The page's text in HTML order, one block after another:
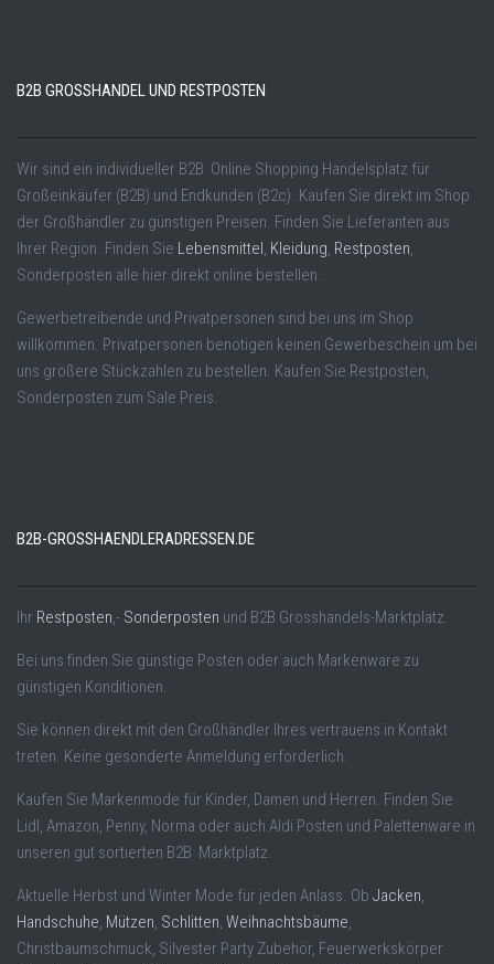
B2B GROSSHANDEL UND RESTPOSTEN
Wir sind ein individueller B2B Online Shopping Handelsplatz für
Großeinkäufer (B2B) und Endkunden (B2c). Kaufen Sie direkt im Shop
der Großhändler zu günstigen Preisen. Finden Sie Lieferanten aus
Ihrer Region. Finden Sie Lebensmittel , Kleidung, Restposten,
Sonderposten alle hier direkt online bestellen.
Gewerbetreibende und Privatpersonen sind bei uns im Shop
willkommen. Privatpersonen benötigen keinen Gewerbeschein um bei
uns größere Stückzahlen zu bestellen. Kaufen Sie Restposten,
Sonderposten zum Sale Preis.
B2B-GROSSHAENDLERADRESSEN.DE
Ihr Restposten,- Sonderposten und B2B Grosshandels-Marktplatz.
Bei uns finden Sie günstige Posten oder auch Markenware zu
günstigen Konditionen.
Sie können direkt mit den Großhändler Ihres vertrauens in Kontakt
treten. Keine gesonderte Anmeldung erforderlich.
Kaufen Sie Markenmode für Kinder, Damen und Herren. Finden Sie
Lidl, Amazon, Penny, Norma oder auch Aldi Posten und Palettenware in
unseren gut sortierten B2B Marktplatz.
Aktuelle Herbst und Winter Mode für jeden Anlass. Ob Jacken,
Handschuhe, Mützen, Schlitten, Weihnachtsbäume,
Christbaumschmuck, Silvester Party Zubehör, Feuerwerkskörper